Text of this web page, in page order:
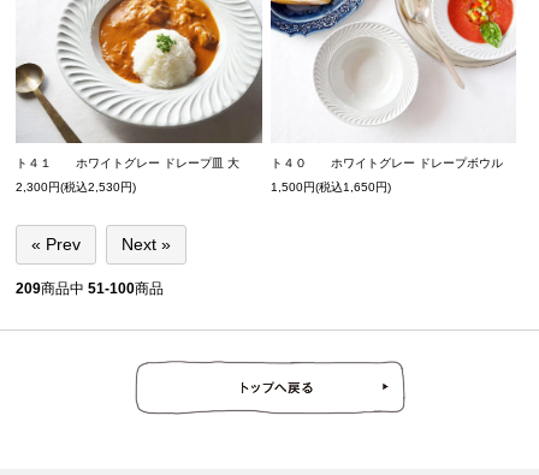
ト４１ ホワイトグレー ドレープ皿 大
2,300円(税込2,530円)
ト４０ ホワイトグレー ドレープボウル
1,500円(税込1,650円)
« Prev Next »
209商品中 51-100商品